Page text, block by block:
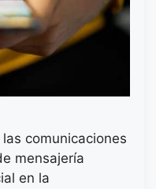
comunicaciones
mensajería
en la